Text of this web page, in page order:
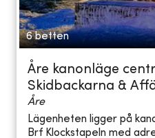
6 betten
Åre kanonläge
Skidbackarna &
Åre
Lägenheten ligger på
Brf Klockstapeln med